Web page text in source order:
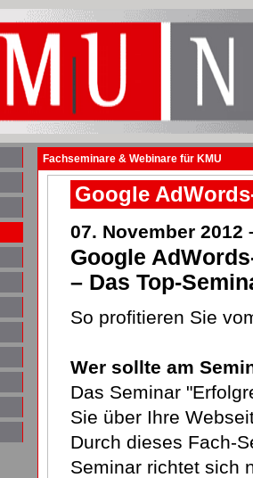
Fachseminare & Webinare für KMU
Google
07. November
Google
– Das Top-
So profitieren Sie
Wer sollte am
Das Seminar
Sie über Ihre
Durch dieses Fach-
Seminar richtet sich